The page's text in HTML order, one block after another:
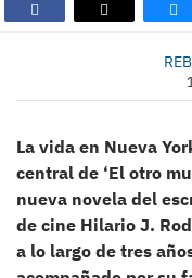
La vida en Nueva
central de ‘El otro
nueva novela del
de cine Hilario J.
a lo largo de tres